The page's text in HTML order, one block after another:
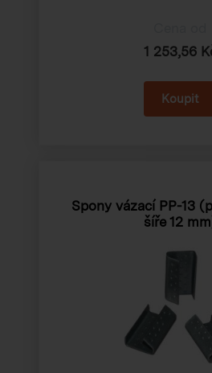
1 253,56
Spony vázací PP-13
šíře 12